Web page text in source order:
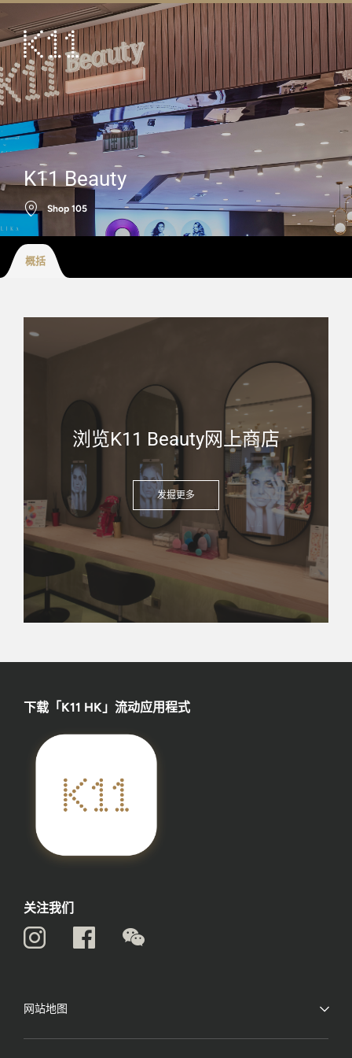
ENG 繁
艺术及文化
店铺
美馔
活动
优惠及推广
到访
K11 Beauty
Shop 105
概括
浏览K11 Beauty网上商店
发掘更多
下载「K11 HK」流动应用程式
关注我们
网站地图